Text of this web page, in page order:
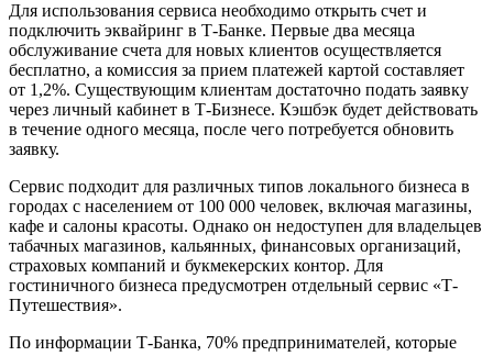
Для использования сервиса необходимо открыть счет и
подключить эквайринг в Т-Банке. Первые два месяца
обслуживание счета для новых клиентов осуществляется
бесплатно, а комиссия за прием платежей картой составляет
от 1,2%. Существующим клиентам достаточно подать заявку
через личный кабинет в Т-Бизнесе. Кэшбэк будет действовать
в течение одного месяца, после чего потребуется обновить
заявку.
Сервис подходит для различных типов локального бизнеса в
городах с населением от 100 000 человек, включая магазины,
кафе и салоны красоты. Однако он недоступен для владельцев
табачных магазинов, кальянных, финансовых организаций,
страховых компаний и букмекерских контор. Для
гостиничного бизнеса предусмотрен отдельный сервис «Т-
Путешествия».
По информации Т-Банка, 70% предпринимателей, которые